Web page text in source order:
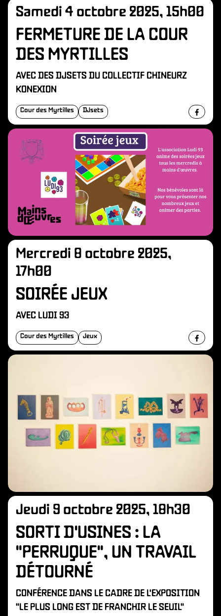
Samedi 4 octobre 2025, 15h00
FERMETURE DE LA COUR
DES MYRTILLES
AVEC DES DJSETS DU COLLECTIF CHINEURZ
KONEXION
Cour des Myrtilles DJsets
Mercredi 8 octobre 2025,
17h00
SOIRÉE JEUX
AVEC LUDI 93
Cour des Myrtilles Jeux
Jeudi 9 octobre 2025, 18h30
SORTI D'USINES : LA
"PERRUQUE", UN TRAVAIL
DÉTOURNÉ
CONFÉRENCE DANS LE CADRE DE L'EXPOSITION
"LE PLUS LONG EST DE FRANCHIR LE SEUIL"